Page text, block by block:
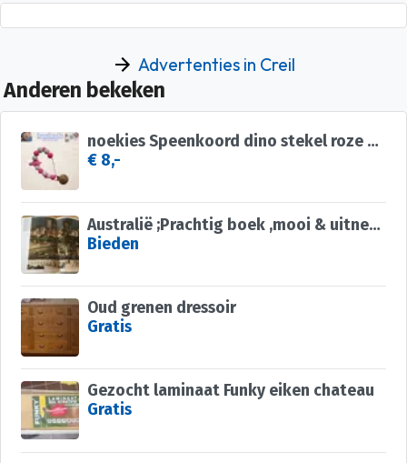
Advertenties in Creil
Anderen bekeken
noekies Speenkoord dino stekel roze wit nr 24
€ 8,-
Australië ;Prachtig boek ,mooi & uitnemend natuur,op reisTOP
Bieden
Oud grenen dressoir
Gratis
Gezocht laminaat Funky eiken chateau
Gratis